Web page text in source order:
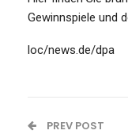
Gewinnspiele und
loc/news.de/dpa
PREV POST